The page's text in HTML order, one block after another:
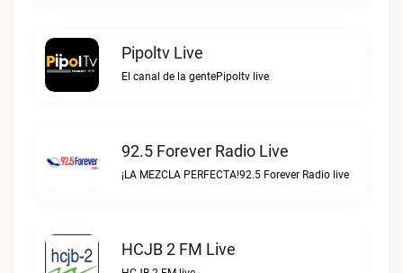
Pipoltv Live
El canal de la gentePipoltv live
92.5 Forever Radio Live
¡LA MEZCLA PERFECTA!92.5 Forever Radio live
HCJB 2 FM Live